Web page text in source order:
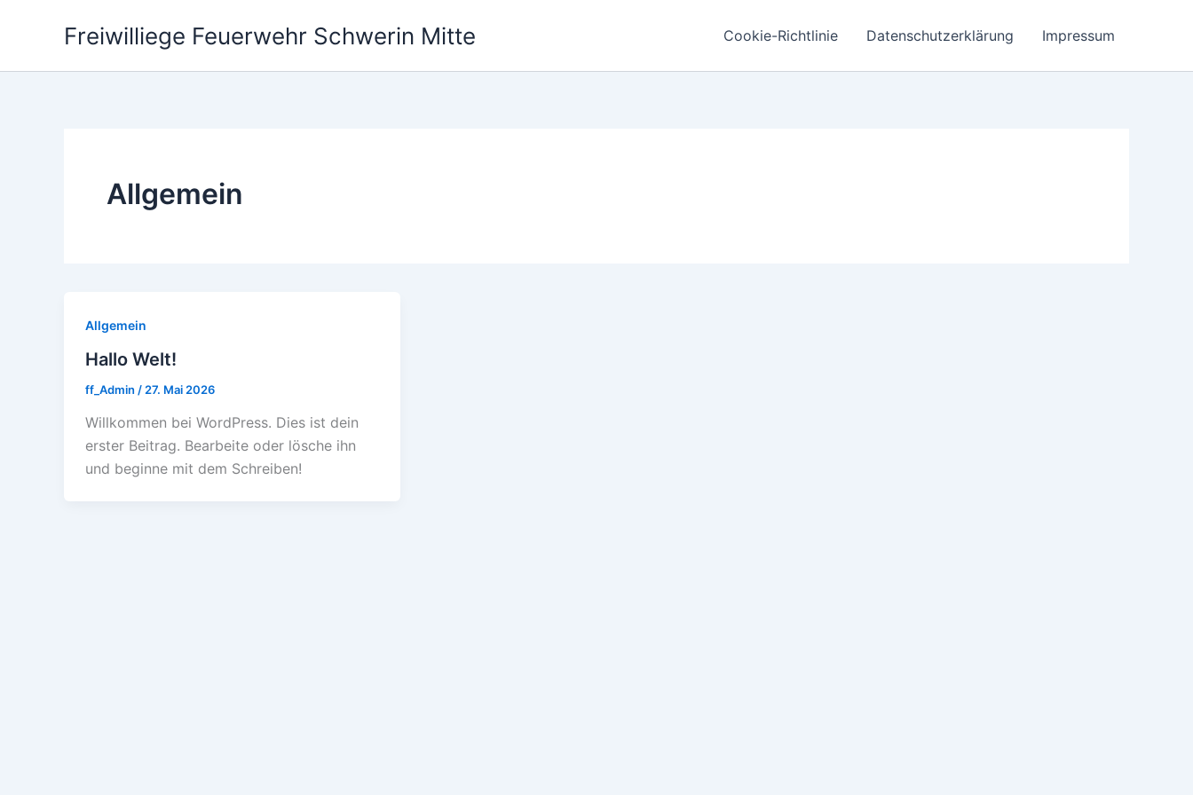
Freiwilliege Feuerwehr Schwerin Mitte Cookie-Richtlinie Datenschutzerklärung Impressum
Allgemein
Allgemein
Hallo Welt!
ff_Admin / 27. Mai 2026
Willkommen bei WordPress. Dies ist dein
erster Beitrag. Bearbeite oder lösche ihn
und beginne mit dem Schreiben!